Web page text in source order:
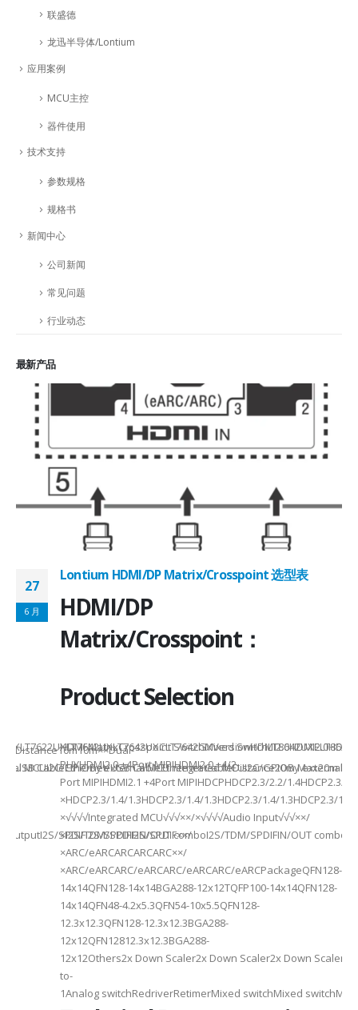
联盛德
龙迅半导体/Lontium
应用案例
MCU主控
器件使用
技术支持
参数规格
规格书
新闻中心
公司新闻
常见问题
行业动态
最新产品
MCUI2C/GPIOBy external MCUIntegrated MCUI2C/GPIOBy external
SPDIFI2S/SPDIFI2S/SPDIF××/
CableEthernet/USB CableEthernet CableDistance20m Max20m
27
6 月
Lontium HDMI/DP Matrix/Crosspoint 选型表
HDMI/DP
Matrix/Crosspoint：
Product Selection
HDMI MatrixCrosspoint SwitchMixed
PHYHDMI2.0 +4Port MIPIHDMI2.0 +4/2-
Port MIPIHDMI2.1 +4Port MIPIHDCPHDCP2.3/2.2/1.4HDCP2.3/
×HDCP2.3/1.4/1.3HDCP2.3/1.4/1.3HDCP2.3/1.4/1.3HDCP2.3/1.4/
×√√√√Integrated MCU√√√××/×√√√√Audio Input√√√××/
×I2S/TDM/SPDIFIN/OUT comboI2S/TDM/SPDIFIN/OUT
×ARC/eARCARCARCARC××/
×ARC/eARCARC/eARCARC/eARCARC/eARCPackageQFN128-
14x14QFN128-14x14BGA288-12x12TQFP100-14x14QFN128-
14x14QFN48-4.2x5.3QFN54-10x5.5QFN128-
12.3x12.3QFN128-12.3x12.3BGA288-
12x12QFN12812.3x12.3BGA288-
12x12Others2x Down Scaler2x Down Scaler2x Down Scaler//
to-
1Analog switchRedriverRetimerMixed switchMixed